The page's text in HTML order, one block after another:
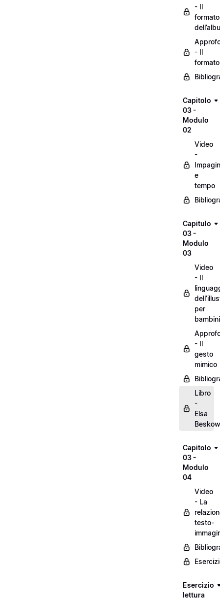
- Il
formato
- Il
formato
Capitolo
03 -
Modulo
02
Video
-
e
tempo
Capitulo
03 -
Modulo
03
Video
- Il
per
bambini
- Il
gesto
mimico
Libro
-
Elsa
Beskow
Capitolo
03 -
Modulo
04
Video
- La
testo-
Esercizio
lettura